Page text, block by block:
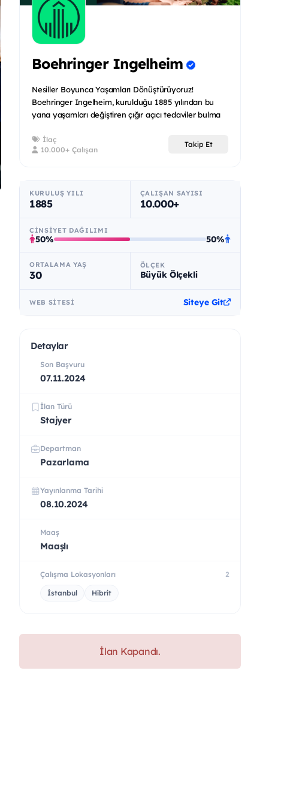
Boehringer Ingelheim
Nesiller Boyunca Yaşamları Dönüştürüyoruz!
Boehringer Ingelheim, kurulduğu 1885 yılından bu
yana yaşamları değiştiren çığır açıcı tedaviler bulma
İlaç
10.000+ Çalışan
Takip Et
KURULUŞ YILI
1885
ÇALIŞAN SAYISI
10.000+
CINSIYET DAĞILIMI
50% 50%
ORTALAMA YAŞ
30
ÖLÇEK
Büyük Ölçekli
WEB SITESI Siteye Git
Detaylar
Son Başvuru
07.11.2024
İlan Türü
Stajyer
Departman
Pazarlama
Yayınlanma Tarihi
08.10.2024
Maaş
Maaşlı
Çalışma Lokasyonları 2
İstanbul Hibrit
İlan Kapandı.